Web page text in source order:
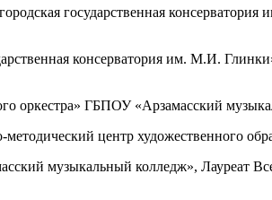
государственная консерватория
консерватория им. М.И.
оркестра» ГБПОУ «Арзамасский
центр художественного
музыкальный колледж», Лауреат